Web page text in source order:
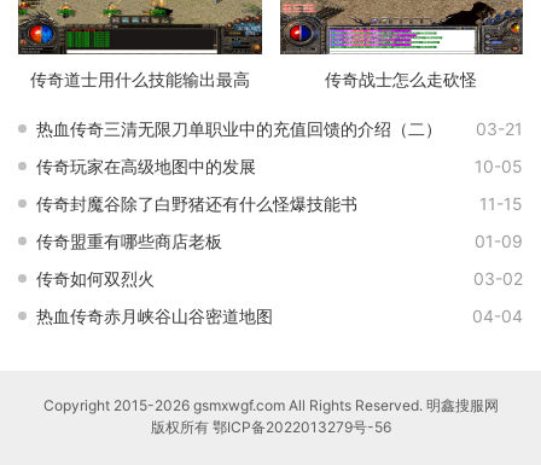
传奇道士用什么技能输出最高 传奇战士怎么走砍怪
热血传奇三清无限刀单职业中的充值回馈的介绍（二）
03-21
传奇玩家在高级地图中的发展
10-05
传奇封魔谷除了白野猪还有什么怪爆技能书
11-15
传奇盟重有哪些商店老板
01-09
传奇如何双烈火
03-02
热血传奇赤月峡谷山谷密道地图
04-04
Copyright 2015-2026 gsmxwgf.com All Rights Reserved. 明鑫搜服网
版权所有 鄂ICP备2022013279号-56